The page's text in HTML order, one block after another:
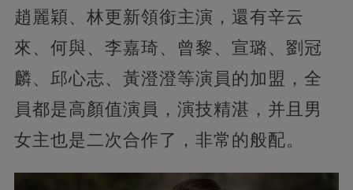
趙麗穎、林更新領銜主演，還有辛云
來、何與、李嘉琦、曾黎、宣璐、劉冠
麟、邱心志、黃澄澄等演員的加盟，全
員都是高顏值演員，演技精湛，并且男
女主也是二次合作了，非常的般配。